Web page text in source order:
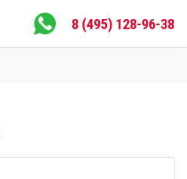
8 (495) 128-96-38